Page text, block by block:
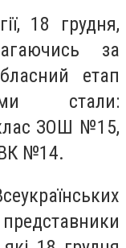
18 грудня,
за
етап
стали:
ЗОШ №15,
№14.